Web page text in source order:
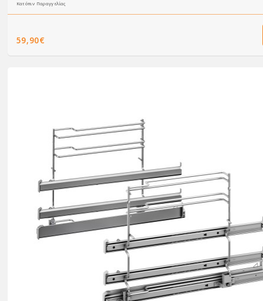
Κατόπιν Παραγγελίας
59,90€